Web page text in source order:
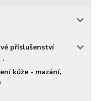
příslušenství
kůže - mazání,